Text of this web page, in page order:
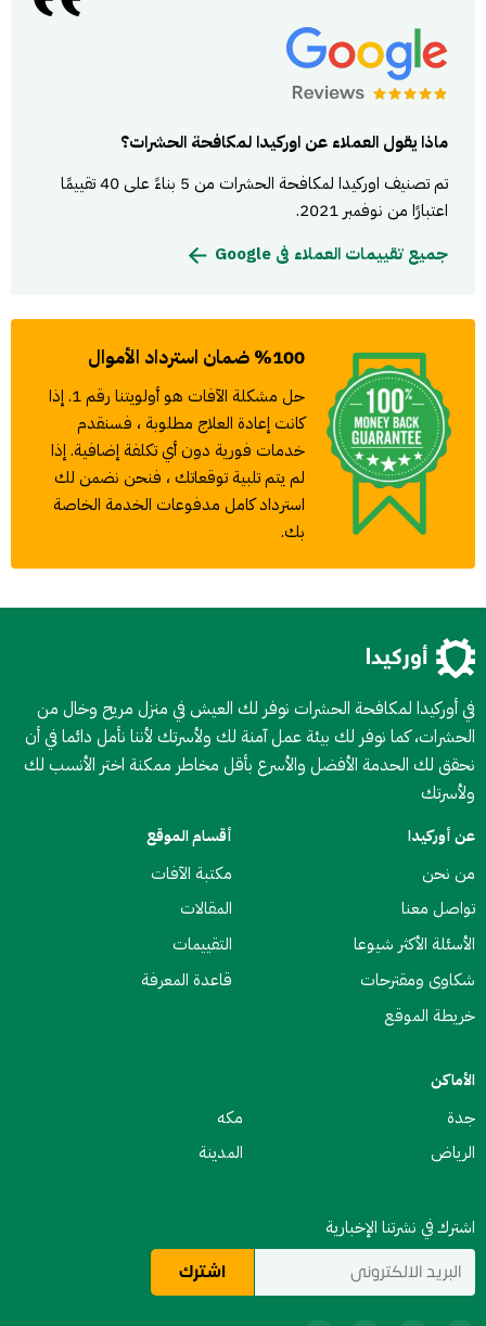
ماذا يقول العملاء عن اوركيدا لمكافحة الحشرات؟
تم تصنيف اوركيدا لمكافحة الحشرات من 5 بناءً على 40 تقييمًا
اعتبارًا من نوفمبر 2021.
جميع تقييمات العملاء فى Google
%100 ضمان استرداد الأموال
حل مشكلة الآفات هو أولويتنا رقم 1. إذا
كانت إعادة العلاج مطلوبة ، فسنقدم
خدمات فورية دون أي تكلفة إضافية. إذا
لم يتم تلبية توقعاتك ، فنحن نضمن لك
استرداد كامل مدفوعات الخدمة الخاصة
بك.
في أوركيدا لمكافحة الحشرات نوفر لك العيش في منزل مريح وخال من
الحشرات، كما نوفر لك بيئة عمل آمنة لك ولأسرتك لأننا نأمل دائما في أن
نحقق لك الحدمة الأفضل والأسرع بأقل مخاطر ممكنة اختر الأنسب لك
ولأسرتك
عن أوركيدا
من نحن
تواصل معنا
الأسئلة الأكثر شيوعا
شكاوى ومقترحات
خريطة الموقع
أقسام الموقع
مكتبة الآفات
المقالات
التقييمات
قاعدة المعرفة
الأماكن
جدة
مكه
الرياض
المدينة
اشترك في نشرتنا الإخبارية